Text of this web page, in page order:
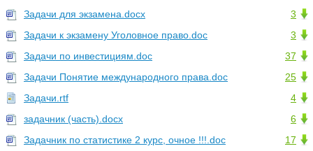
3
Задачи для экзамена.docx
3
Задачи к экзамену Уголовное право.doc
37
Задачи по инвестициям.doc
25
Задачи Понятие международного права.doc
4
Задачи.rtf
6
задачник (часть).docx
17
Задачник по статистике 2 курс, очное !!!.doc